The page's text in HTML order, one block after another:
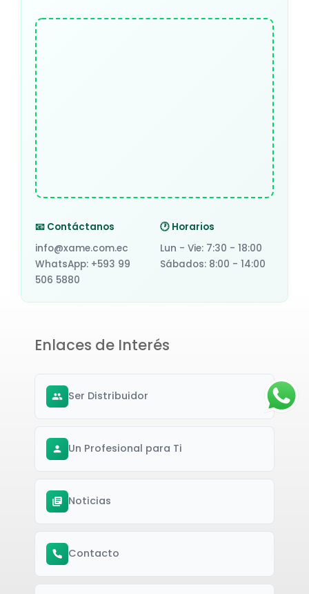
📧 Contáctanos
info@xame.com.ec
WhatsApp: +593 99
506 5880
🕐 Horarios
Lun - Vie: 7:30 - 18:00
Sábados: 8:00 - 14:00
Enlaces de Interés
Ser Distribuidor
Un Profesional para Ti
Noticias
Contacto